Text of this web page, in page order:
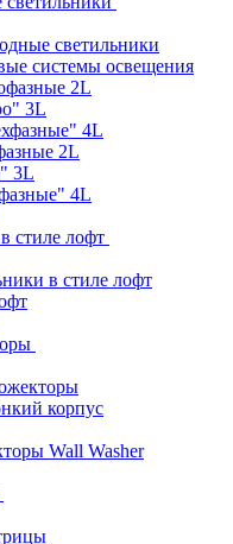
светильники
системы освещения
2L
3L
4L
2L
3L
4L
стиле лофт
в стиле лофт
корпус
Wall Washer